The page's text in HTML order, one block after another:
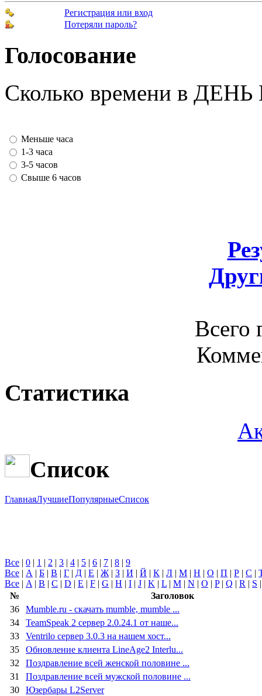
Регистрация или вход
Потеряли пароль?
Голосование
Сколько времени в ДЕНЬ
Меньше часа
1-3 часа
3-5 часов
Свыше 6 часов
Всего
Статистика
Список
ГлавнаяЛучшиеПопулярныеСписок
Все | 0 | 1 | 2 | 3 | 4 | 5 | 6 | 7 | 8 | 9
Все | А | Б | В | Г | Д | Е | Ж | З | И | Й | К | Л | М | Н | О | П | Р | С |
Все | A | B | C | D | E | F | G | H | I | J | K | L | M | N | O | P| Q | R | S
№
Заголовок
36
Mumble.ru - скачать mumble, mumble ...
34
TeamSpeak 2 сервер 2.0.24.1 от наше...
33
Ventrilo сервер 3.0.3 на нашем хост...
35
Обновление клиента LineAge2 Interlu...
32
Поздравление всей женской половине ...
31
Поздравление всей мужской половине ...
30
Юзербары L2Server